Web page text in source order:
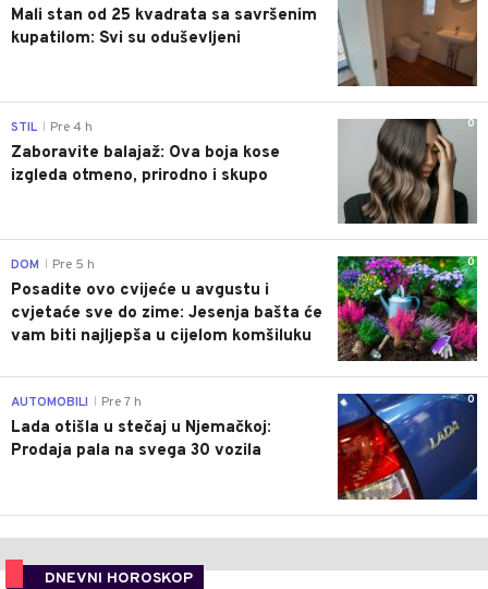
Mali stan od 25 kvadrata sa savršenim
kupatilom: Svi su oduševljeni
0
STIL Pre 4 h
Zaboravite balajaž: Ova boja kose
izgleda otmeno, prirodno i skupo
0
DOM Pre 5 h
Posadite ovo cvijeće u avgustu i
cvjetaće sve do zime: Jesenja bašta će
vam biti najljepša u cijelom komšiluku
0
AUTOMOBILI Pre 7 h
Lada otišla u stečaj u Njemačkoj:
Prodaja pala na svega 30 vozila
DNEVNI HOROSKOP